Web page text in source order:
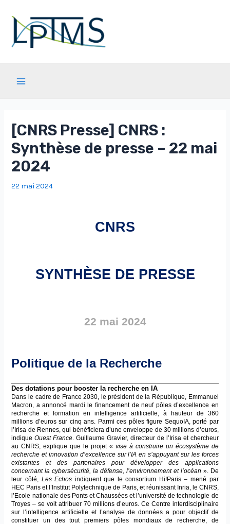
contenu
[CNRS Presse] CNRS :
Synthèse de presse – 22 mai
2024
22 mai 2024
CNRS
SYNTHÈSE DE PRESSE
22 mai 2024
Politique de la Recherche
Des dotations pour booster la recherche en IA
Dans le cadre de France 2030, le président de la République, Emmanuel
Macron, a annoncé mardi le financement de neuf pôles d’excellence en
recherche et formation en intelligence artificielle, à hauteur de 360
millions d’euros sur cinq ans. Parmi ces pôles figure SequoIA, porté par
l’Irisa de Rennes, qui bénéficiera d’une enveloppe de 30 millions d’euros,
indiqueOuest France. Guillaume Gravier, directeur de l’Irisa et chercheur
au CNRS, explique que le projet « vise à construire un écosystème de
recherche et innovation d’excellence sur l’IA en s’appuyant sur les forces
existantes et des partenaires pour développer des applications
concernant la cybersécurité, la défense, l’environnement et l’océan ». De
leur côté, Les Echos indiquent que le consortium Hi!Paris – mené par
HEC Paris et l’Institut Polytechnique de Paris, et réunissant Inria, le CNRS,
l’Ecole nationale des Ponts et Chaussées et l’université de technologie de
Troyes – se voit attribuer 70 millions d’euros. Ce Centre interdisciplinaire
sur l’intelligence artificielle et l’analyse de données a pour objectif de
constituer un des tout premiers pôles mondiaux de recherche, de